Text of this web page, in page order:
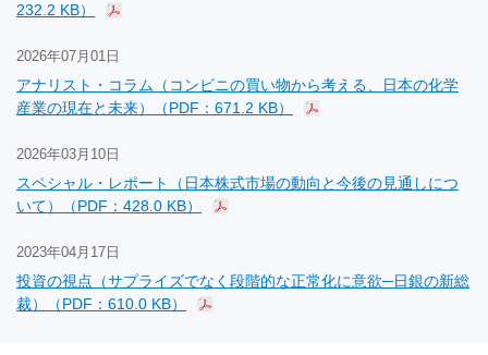
232.2 KB）
2026年07月01日
アナリスト・コラム（コンビニの買い物から考える、日本の化学
産業の現在と未来）（PDF：671.2 KB）
2026年03月10日
スペシャル・レポート（日本株式市場の動向と今後の見通しにつ
いて）（PDF：428.0 KB）
2023年04月17日
投資の視点（サプライズでなく段階的な正常化に意欲─日銀の新総
裁）（PDF：610.0 KB）